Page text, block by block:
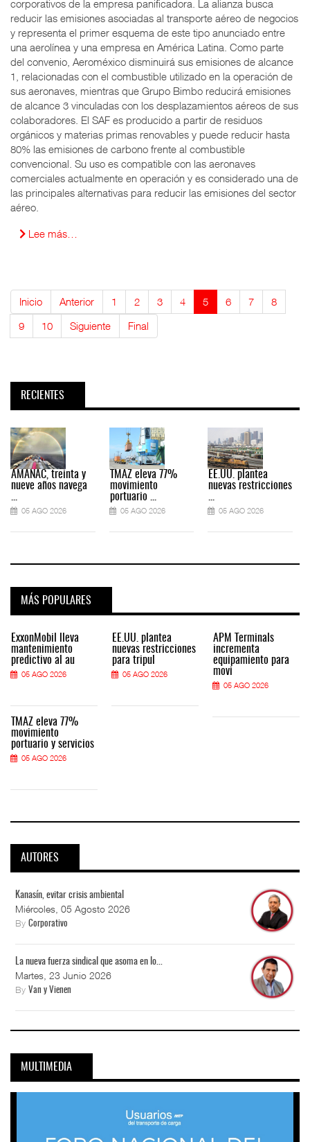
corporativos de la empresa panificadora. La alianza busca
reducir las emisiones asociadas al transporte aéreo de negocios
y representa el primer esquema de este tipo anunciado entre
una aerolínea y una empresa en América Latina. Como parte
del convenio, Aeroméxico disminuirá sus emisiones de alcance
1, relacionadas con el combustible utilizado en la operación de
sus aeronaves, mientras que Grupo Bimbo reducirá emisiones
de alcance 3 vinculadas con los desplazamientos aéreos de sus
colaboradores. El SAF es producido a partir de residuos
orgánicos y materias primas renovables y puede reducir hasta
80% las emisiones de carbono frente al combustible
convencional. Su uso es compatible con las aeronaves
comerciales actualmente en operación y es considerado una de
las principales alternativas para reducir las emisiones del sector
aéreo.
Lee más…
Inicio Anterior 1 2 3 4 5 6 7
8
9
10 Siguiente Final
RECIENTES
AMANAC, treinta y
nueve años navega
05 AGO 2026
TMAZ eleva 77%
movimiento
portuario ...
05 AGO 2026
EE.UU. plantea
nuevas restricciones
05 AGO 2026
MÁS POPULARES
ExxonMobil lleva
mantenimiento
predictivo al au
05 AGO 2026
TMAZ eleva 77%
movimiento
portuario y servicios
05 AGO 2026
EE.UU. plantea
nuevas restricciones
para tripul
05 AGO 2026
APM Terminals
incrementa
equipamiento para
movi
05 AGO 2026
AUTORES
Kanasín, evitar crisis ambiental
Miércoles, 05 Agosto 2026
By Corporativo
La nueva fuerza sindical que asoma en lo...
Martes, 23 Junio 2026
By Van y Vienen
MULTIMEDIA